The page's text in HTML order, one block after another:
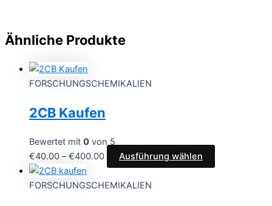
Ähnliche Produkte
FORSCHUNGSCHEMIKALIEN
2CB Kaufen
Bewertet mit 0 von 5
€40.00 –€400.00 Ausführung wählen
FORSCHUNGSCHEMIKALIEN